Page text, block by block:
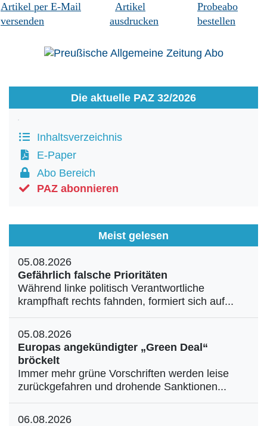
Artikel per E-Mail
versenden
Artikel
ausdrucken
Probeabo
bestellen
Die aktuelle PAZ 32/2026
Inhaltsverzeichnis
E-Paper
Abo Bereich
PAZ abonnieren
Meist gelesen
05.08.2026
Gefährlich falsche Prioritäten
Während linke politisch Verantwortliche
krampfhaft rechts fahnden, formiert sich auf...
05.08.2026
Europas angekündigter „Green Deal“
bröckelt
Immer mehr grüne Vorschriften werden leise
zurückgefahren und drohende Sanktionen...
06.08.2026